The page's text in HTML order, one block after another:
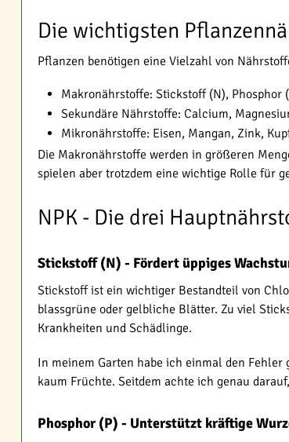
Die wichtigsten
Pflanzen benötigen eine Vielzahl von
Makronährstoffe: Stickstoff (N), Phosphor
Sekundäre Nährstoffe: Calcium,
Mikronährstoffe: Eisen, Mangan, Zink,
Die Makronährstoffe werden in größeren
spielen aber trotzdem eine wichtige Rolle für
NPK - Die drei
Stickstoff (N) - Fördert üppiges
Stickstoff ist ein wichtiger Bestandteil von
blassgrüne oder gelbliche Blätter. Zu viel
Krankheiten und Schädlinge.
In meinem Garten habe ich einmal den
kaum Früchte. Seitdem achte ich genau
Phosphor (P) - Unterstützt kräftige